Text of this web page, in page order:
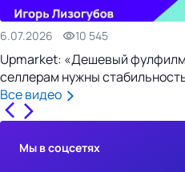
6.07.2026 10 545
Upmarket: «Дешевый
селлерам нужны
Все видео
Мы в соцсетях